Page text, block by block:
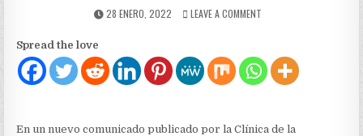
PUBLISHED
28 ENERO, 2022 LEAVE A COMMENTON
INGRESARÁ
DE
NUEVO
Spread the love
En un nuevo comunicado publicado por la Clínica de la